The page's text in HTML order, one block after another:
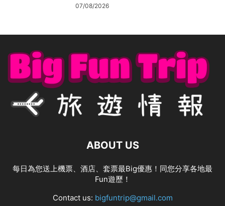
07/08/2026
ABOUT US
每日為您送上機票、酒店、套票最Big優惠！同您分享各地最
Fun遊歷！
Contact us: bigfuntrip@gmail.com